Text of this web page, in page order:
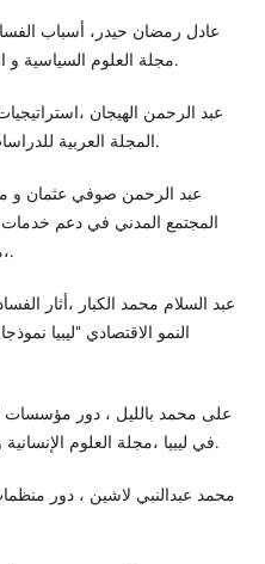
مجلة العلوم السياسية و الاقتصادية ، المجلد 20،العدد2، 2023.
المجلة العربية للدراسات الأمنية ، المجلد 12، العدد23، 1418.
المجتمع المدني في دعم خدمات
،مجلة الآداب و العلوم الاجتماعية ،دت.
النمو الاقتصادي "ليبيا
في ليبيا ،مجلة العلوم الإنسانية و العلمية و الاجتماعية ، العدد1، 2016.